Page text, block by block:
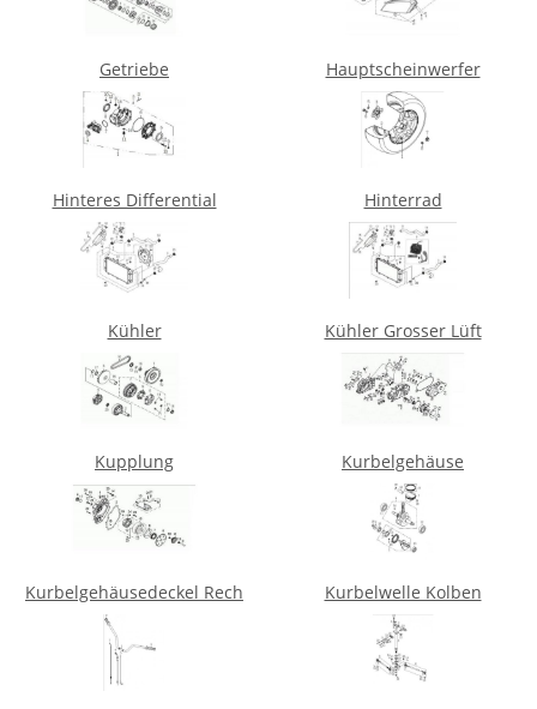
Getriebe Hauptscheinwerfer
Hinteres Differential Hinterrad
Kühler Kühler Grosser Lüft
Kupplung Kurbelgehäuse
Kurbelgehäusedeckel Rech Kurbelwelle Kolben